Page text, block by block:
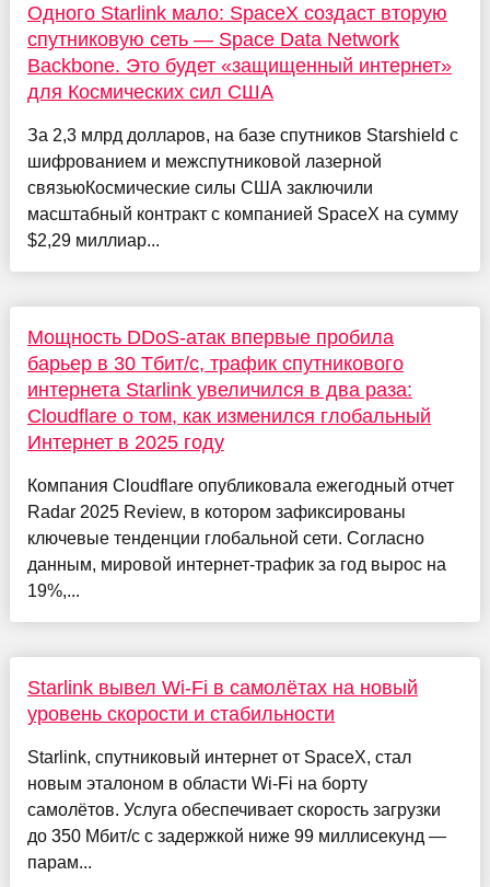
Одного Starlink мало: SpaceX создаст вторую
спутниковую сеть — Space Data Network
Backbone. Это будет «защищенный интернет»
для Космических сил США
За 2,3 млрд долларов, на базе спутников Starshield с
шифрованием и межспутниковой лазерной
связьюКосмические силы США заключили
масштабный контракт с компанией SpaceX на сумму
$2,29 миллиар...
Мощность DDoS-атак впервые пробила
барьер в 30 Тбит/с, трафик спутникового
интернета Starlink увеличился в два раза:
Cloudflare о том, как изменился глобальный
Интернет в 2025 году
Компания Cloudflare опубликовала ежегодный отчет
Radar 2025 Review, в котором зафиксированы
ключевые тенденции глобальной сети. Согласно
данным, мировой интернет-трафик за год вырос на
19%,...
Starlink вывел Wi-Fi в самолётах на новый
уровень скорости и стабильности
Starlink, спутниковый интернет от SpaceX, стал
новым эталоном в области Wi-Fi на борту
самолётов. Услуга обеспечивает скорость загрузки
до 350 Мбит/с с задержкой ниже 99 миллисекунд —
парам...